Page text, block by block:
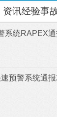
资讯经验事
系统RAPEX
预警系统通